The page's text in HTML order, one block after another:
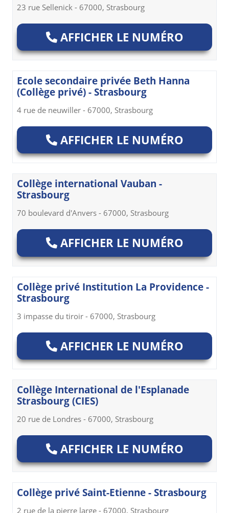
23 rue Sellenick - 67000, Strasbourg
AFFICHER LE NUMÉRO
Ecole secondaire privée Beth Hanna
(Collège privé) - Strasbourg
4 rue de neuwiller - 67000, Strasbourg
AFFICHER LE NUMÉRO
Collège international Vauban -
Strasbourg
70 boulevard d'Anvers - 67000, Strasbourg
AFFICHER LE NUMÉRO
Collège privé Institution La Providence -
Strasbourg
3 impasse du tiroir - 67000, Strasbourg
AFFICHER LE NUMÉRO
Collège International de l'Esplanade
Strasbourg (CIES)
20 rue de Londres - 67000, Strasbourg
AFFICHER LE NUMÉRO
Collège privé Saint-Etienne - Strasbourg
2 rue de la pierre large - 67000, Strasbourg